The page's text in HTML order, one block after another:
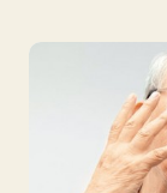
生協の宅配パ